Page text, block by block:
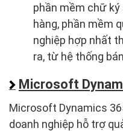
phần mềm chữ ký
hàng, phần mềm
nghiệp hợp nhất
ra, từ hệ thống
Microsoft
Microsoft Dynamics
doanh nghiệp hỗ trợ